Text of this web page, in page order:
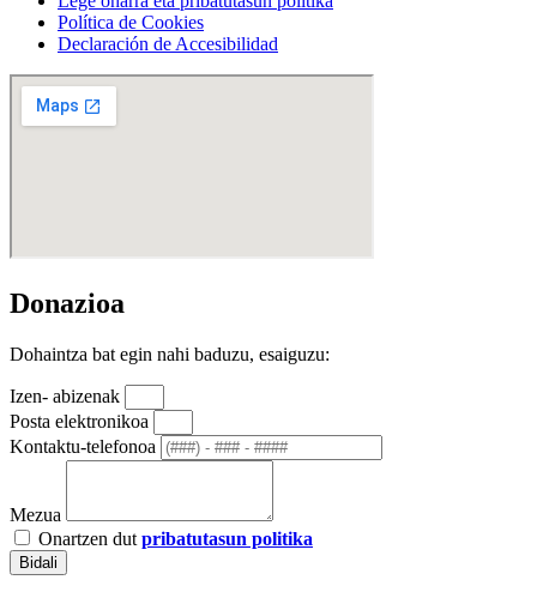
Política de Cookies
Declaración de Accesibilidad
Donazioa
Dohaintza bat egin nahi baduzu, esaiguzu:
Izen- abizenak
Posta elektronikoa
Kontaktu-telefonoa
Mezua
Onartzen dut pribatutasun politika
Bidali